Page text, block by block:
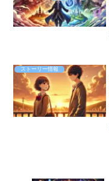
ストーリー情報